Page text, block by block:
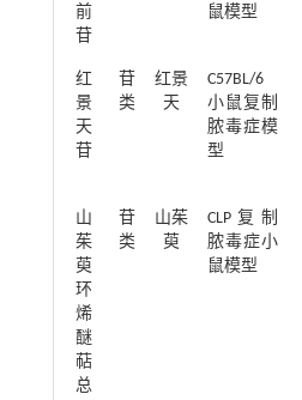
前
苷
鼠模型
红
景
天
苷
苷
类
红景
天
C57BL/6
小鼠复制
脓毒症模
型
山
茱
萸
环
烯
醚
萜
总
苷
类
山茱
萸
CLP复制
脓毒症小
鼠模型